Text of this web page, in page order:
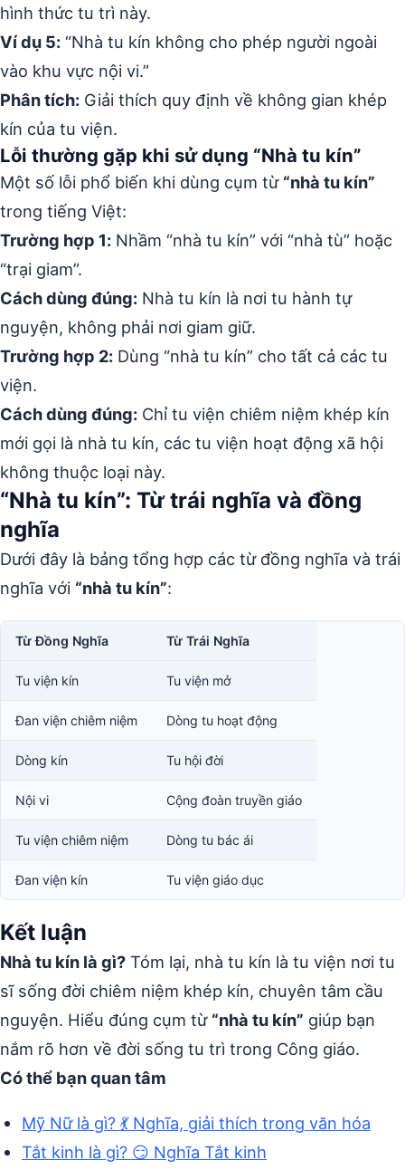
hình thức tu trì này.
Ví dụ 5: “Nhà tu kín không cho phép người ngoài
vào khu vực nội vi.”
Phân tích: Giải thích quy định về không gian khép
kín của tu viện.
Lỗi thường gặp khi sử dụng “Nhà tu kín”
Một số lỗi phổ biến khi dùng cụm từ “nhà tu kín”
trong tiếng Việt:
Trường hợp 1: Nhầm “nhà tu kín” với “nhà tù” hoặc
“trại giam”.
Cách dùng đúng: Nhà tu kín là nơi tu hành tự
nguyện, không phải nơi giam giữ.
Trường hợp 2: Dùng “nhà tu kín” cho tất cả các tu
viện.
Cách dùng đúng: Chỉ tu viện chiêm niệm khép kín
mới gọi là nhà tu kín, các tu viện hoạt động xã hội
không thuộc loại này.
“Nhà tu kín”: Từ trái nghĩa và đồng
nghĩa
Dưới đây là bảng tổng hợp các từ đồng nghĩa và trái
nghĩa với “nhà tu kín”:
Từ Đồng Nghĩa Từ Trái Nghĩa
Tu viện kín Tu viện mở
Đan viện chiêm niệm Dòng tu hoạt động
Dòng kín Tu hội đời
Nội vi Cộng đoàn truyền giáo
Tu viện chiêm niệm Dòng tu bác ái
Đan viện kín Tu viện giáo dục
Kết luận
Nhà tu kín là gì? Tóm lại, nhà tu kín là tu viện nơi tu
sĩ sống đời chiêm niệm khép kín, chuyên tâm cầu
nguyện. Hiểu đúng cụm từ “nhà tu kín” giúp bạn
nắm rõ hơn về đời sống tu trì trong Công giáo.
Có thể bạn quan tâm
Mỹ Nữ là gì? 💃 Nghĩa, giải thích trong văn hóa
Tắt kinh là gì? 😏 Nghĩa Tắt kinh